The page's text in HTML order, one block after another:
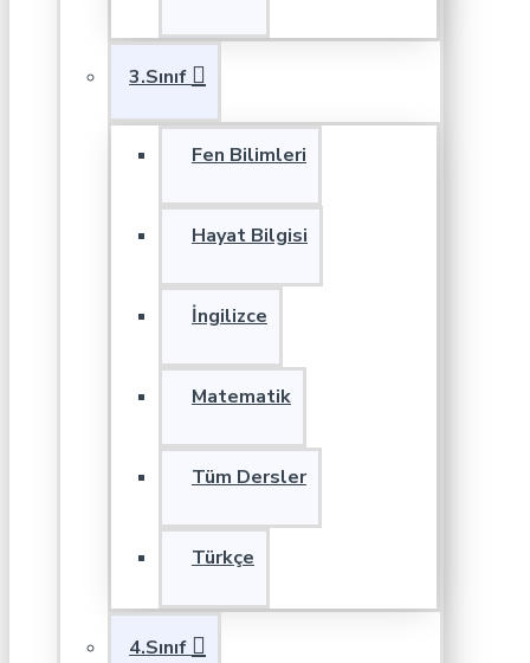
3.Sınıf
Fen Bilimleri
Hayat Bilgisi
İngilizce
Matematik
Tüm Dersler
Türkçe
4.Sınıf